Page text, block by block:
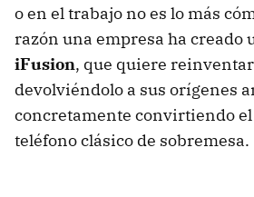
o en el trabajo no es lo más
razón una empresa ha creado
iFusion, que quiere
devolviéndolo a sus orígenes
concretamente convirtiendo el
teléfono clásico de sobremesa.